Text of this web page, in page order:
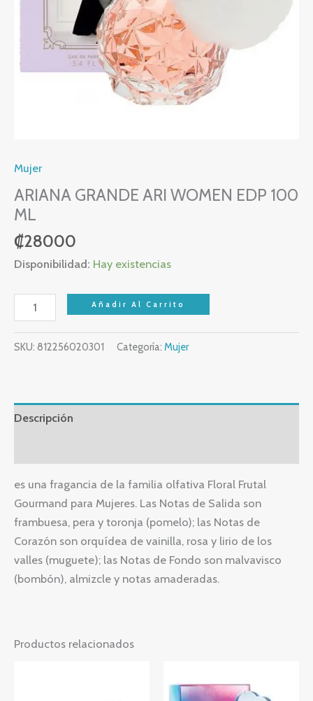
Mujer
ARIANA GRANDE ARI WOMEN EDP 100
ML
₡28000
Disponibilidad: Hay existencias
Añadir Al Carrito
SKU: 812256020301 Categoría: Mujer
Descripción
es una fragancia de la familia olfativa Floral Frutal
Gourmand para Mujeres. Las Notas de Salida son
frambuesa, pera y toronja (pomelo); las Notas de
Corazón son orquídea de vainilla, rosa y lirio de los
valles (muguete); las Notas de Fondo son malvavisco
(bombón), almizcle y notas amaderadas.
Productos relacionados